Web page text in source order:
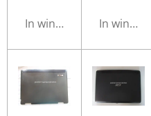
In winkelwagenIn